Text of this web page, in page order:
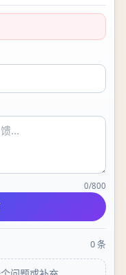
0/800
0条